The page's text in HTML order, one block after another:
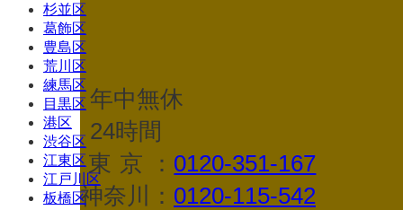
年中無休
24時間
東京
： 0120-351-167
神奈川： 0120-115-542
杉並区
葛飾区
豊島区
荒川区
練馬区
目黒区
港区
渋谷区
江東区
江戸川区
板橋区